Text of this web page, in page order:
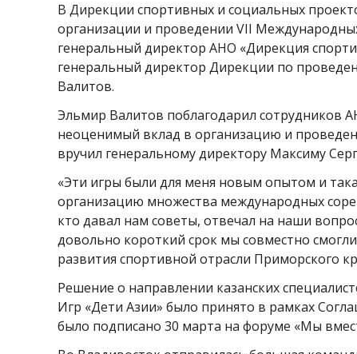
В Дирекции спортивных и социальных
организации и проведении VII
генеральный директор АНО «Дирекция
генеральный директор Дирекции по
Валитов.
Эльмир Валитов поблагодарил сотрудников
неоценимый вклад в организацию и
вручил генеральному директору Максиму
«Эти игры были для меня новым опытом и
организацию множества международных
кто давал нам советы, отвечал на наши
довольно короткий срок мы совместно
развития спортивной отрасли Приморского
Решение о направлении казанских
Игр «Дети Азии» было принято в рамках
было подписано 30 марта на форуме «Мы